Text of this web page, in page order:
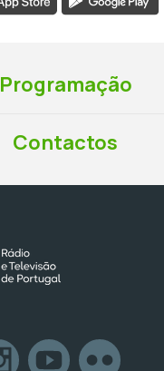
Programação
Contactos